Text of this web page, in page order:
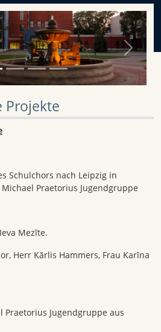
Next
Projekte
Schulchors nach Leipzig in
Praetorius Jugendgruppe
Mezīte.
Herr Kārlis Hammers, Frau Karīna
Praetorius Jugendgruppe aus